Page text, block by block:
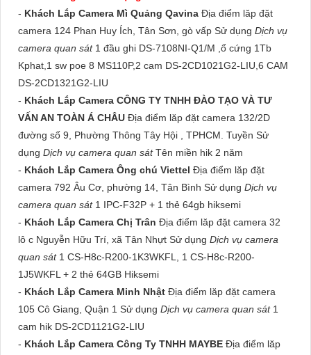
- Khách Lắp Camera Mì Quảng Qavina Địa điểm lăp đặt
camera 124 Phan Huy Ích, Tân Sơn, gò vấp Sử dụng Dịch vụ
camera quan sát 1 đầu ghi DS-7108NI-Q1/M ,ổ cứng 1Tb
Kphat,1 sw poe 8 MS110P,2 cam DS-2CD1021G2-LIU,6 CAM
DS-2CD1321G2-LIU
- Khách Lắp Camera CÔNG TY TNHH ĐÀO TẠO VÀ TƯ
VẤN AN TOÀN Á CHÂU Địa điểm lăp đặt camera 132/2D
đường số 9, Phường Thông Tây Hội , TPHCM. Tuyền Sử
dụng Dịch vụ camera quan sátTên miền hik 2 năm
- Khách Lắp Camera Ông chú Viettel Địa điểm lăp đặt
camera 792 Âu Cơ, phường 14, Tân Bình Sử dụng Dịch vụ
camera quan sát 1 IPC-F32P + 1 thẻ 64gb hiksemi
- Khách Lắp Camera Chị Trân Địa điểm lăp đặt camera 32
lô c Nguyễn Hữu Trí, xã Tân Nhựt Sử dụng Dịch vụ camera
quan sát 1 CS-H8c-R200-1K3WKFL, 1 CS-H8c-R200-
1J5WKFL + 2 thẻ 64GB Hiksemi
- Khách Lắp Camera Minh Nhật Địa điểm lăp đặt camera
105 Cô Giang, Quận 1 Sử dụng Dịch vụ camera quan sát 1
cam hik DS-2CD1121G2-LIU
- Khách Lắp Camera Công Ty TNHH MAYBE Địa điểm lăp